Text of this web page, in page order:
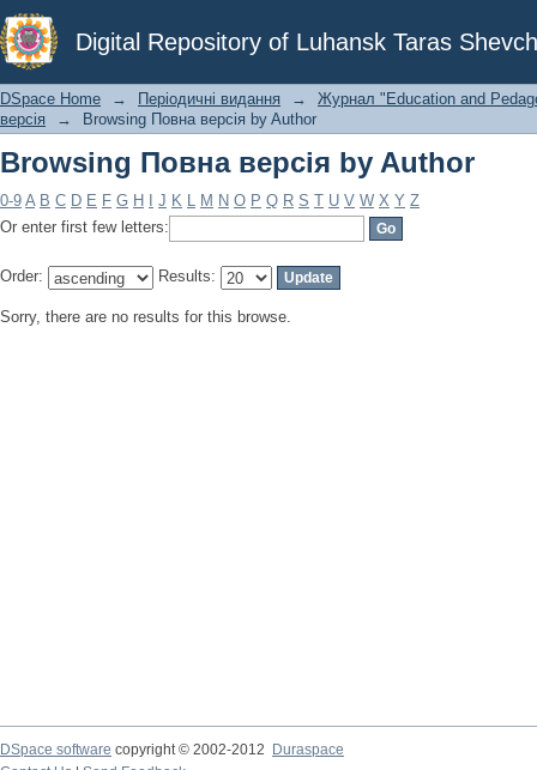
Digital Repository of Luhansk Taras
Browsing Повна версія by Author
DSpace Home → Періодичні видання →
Журнал "Education and
версія
→ Browsing Повна версія by Author
Browsing Повна версія by Author
0-9 A B C D E F G H J K L M N O P Q R S T U V W X Y Z
Or enter first few letters:
Order: Results:
Sorry, there are no results for this browse.
DSpace software copyright © 2002-2012
Duraspace